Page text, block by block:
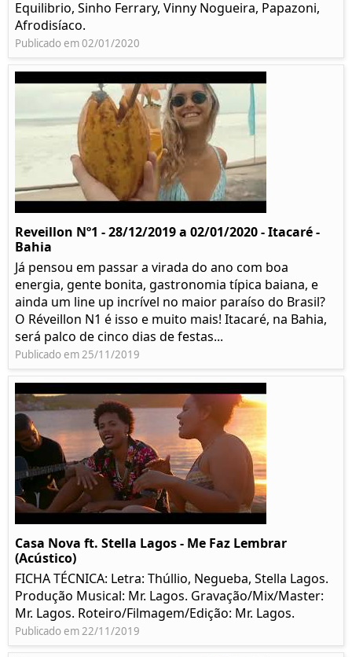
Equilibrio, Sinho Ferrary, Vinny Nogueira, Papazoni,
Afrodisíaco.
Publicado em 02/01/2020
Reveillon Nº1 - 28/12/2019 a 02/01/2020 - Itacaré -
Bahia
Já pensou em passar a virada do ano com boa
energia, gente bonita, gastronomia típica baiana, e
ainda um line up incrível no maior paraíso do Brasil?
O Réveillon N1 é isso e muito mais! Itacaré, na Bahia,
será palco de cinco dias de festas...
Publicado em 25/11/2019
Casa Nova ft. Stella Lagos - Me Faz Lembrar
(Acústico)
FICHA TÉCNICA: Letra: Thúllio, Negueba, Stella Lagos.
Produção Musical: Mr. Lagos. Gravação/Mix/Master:
Mr. Lagos. Roteiro/Filmagem/Edição: Mr. Lagos.
Publicado em 22/11/2019